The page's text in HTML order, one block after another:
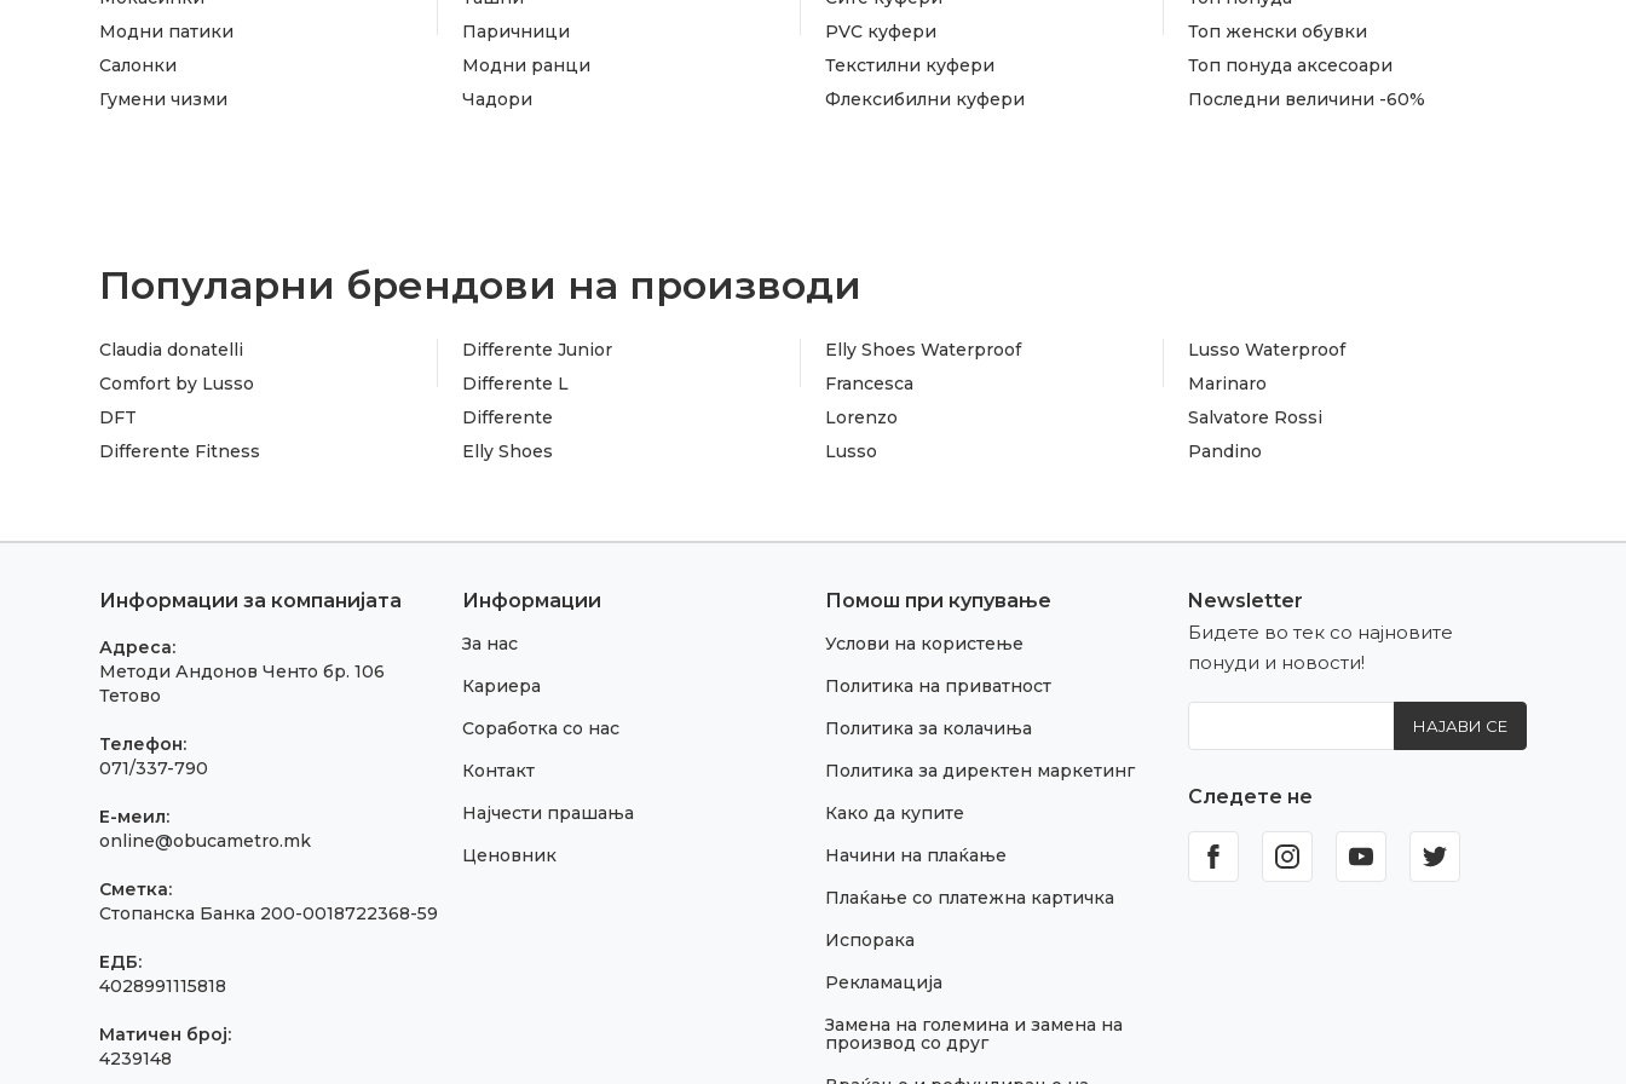
Модни патики
Салонки
Гумени чизми
Паричници
Модни ранци
Чадори
PVC куфери
Текстилни куфери
Флексибилни куфери
Топ женски обувки
Топ понуда аксесоари
Последни величини -60%
Популарни брендови на производи
Claudia donatelli
Comfort by Lusso
DFT
Differente Fitness
Differente Junior
Differente L
Differente
Elly Shoes
Elly Shoes Waterproof
Francesca
Lorenzo
Lusso
Lusso Waterproof
Marinaro
Salvatore Rossi
Pandino
Информации за компанијата
Адреса:
Методи Андонов Ченто бр. 106
Тетово
Телефон:
071/337-790
E-меил:
online@obucametro.mk
Сметка:
Стопанска Банка 200-0018722368-59
ЕДБ:
4028991115818
Матичен број:
4239148
Информации
За нас
Кариера
Соработка со нас
Контакт
Најчести прашања
Ценовник
Помош при купување
Услови на користење
Политика на приватност
Политика за колачиња
Политика за директен маркетинг
Како да купите
Начини на плаќање
Плаќање со платежна картичка
Испорака
Рекламација
Замена на големина и замена на
производ со друг
Newsletter
Бидете во тек со најновите
понуди и новости!
НАЈАВИ СЕ
Следете не